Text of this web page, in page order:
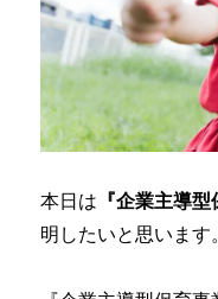
本日は 『企業主導
明したいと思います